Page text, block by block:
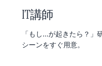
IT講師
「もし…が起きたら？」
シーンをすぐ用意。